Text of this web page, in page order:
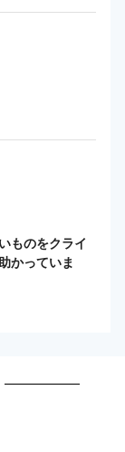
ものをクライ
かっていま